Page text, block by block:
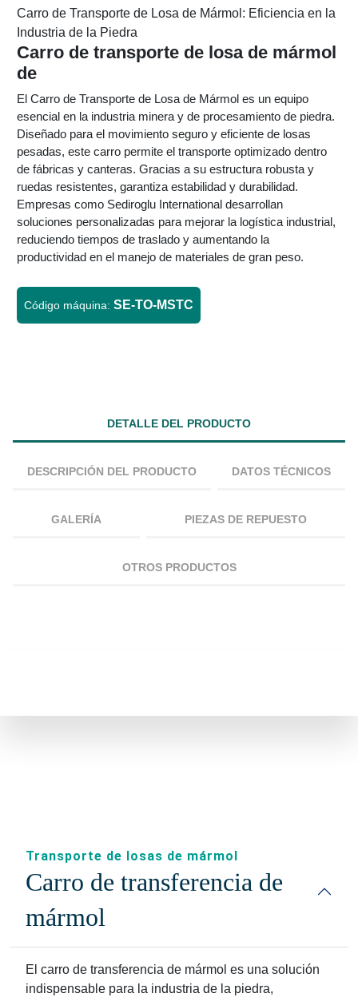
Carro de Transporte de Losa de Mármol: Eficiencia en la
Industria de la Piedra
Carro de transporte de losa de mármol
de
El Carro de Transporte de Losa de Mármol es un equipo
esencial en la industria minera y de procesamiento de piedra.
Diseñado para el movimiento seguro y eficiente de losas
pesadas, este carro permite el transporte optimizado dentro
de fábricas y canteras. Gracias a su estructura robusta y
ruedas resistentes, garantiza estabilidad y durabilidad.
Empresas como Sediroglu International desarrollan
soluciones personalizadas para mejorar la logística industrial,
reduciendo tiempos de traslado y aumentando la
productividad en el manejo de materiales de gran peso.
Código máquina: SE-TO-MSTC
DETALLE DEL PRODUCTO
DESCRIPCIÓN DEL PRODUCTO DATOS TÉCNICOS
GALERÍA PIEZAS DE REPUESTO
OTROS PRODUCTOS
Transporte de losas de mármol
Carro de transferencia de
mármol
El carro de transferencia de mármol es una solución
indispensable para la industria de la piedra,